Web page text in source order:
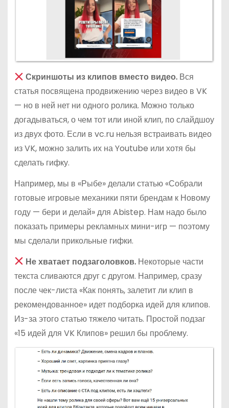
Скриншоты из клипов вместо видео. Вся
статья посвящена продвижению через видео в VK
— но в ней нет ни одного ролика. Можно только
догадываться, о чем тот или иной клип, по слайдшоу
из двух фото. Если в vc.ru нельзя встраивать видео
из VK, можно залить их на Youtube или хотя бы
сделать гифку.
Например, мы в «Рыбе» делали статью «Собрали
готовые игровые механики пяти брендам к Новому
году — бери и делай» для Abistep. Нам надо было
показать примеры рекламных мини-игр — поэтому
мы сделали прикольные гифки.
Не хватает подзаголовков. Некоторые части
текста сливаются друг с другом. Например, сразу
после чек-листа «Как понять, залетит ли клип в
рекомендованное» идет подборка идей для клипов.
Из-за этого статью тяжело читать. Простой подзаг
«15 идей для VK Клипов» решил бы проблему.